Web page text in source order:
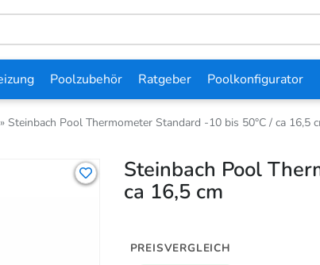
Poolzubehör Ratgeber Poolkonfigurator
» Steinbach Pool Thermometer Standard -10 bis 50°C / ca 16,5
Steinbach Pool
ca 16,5 cm
PREISVERGLEICH